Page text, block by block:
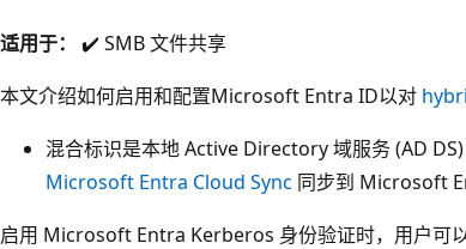
适用于：
✔️ SMB 文件共享
本文介绍如何启用和配置Microsoft Entra ID以对
混合标识是本地 Active Directory 域服务 (AD
Microsoft Entra Cloud Sync 同步到 Microsoft
启用 Microsoft Entra Kerberos 身份验证时，用户可